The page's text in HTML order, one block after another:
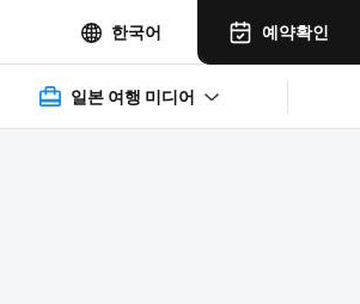
일본 여행 미디어
한국어 예약확인